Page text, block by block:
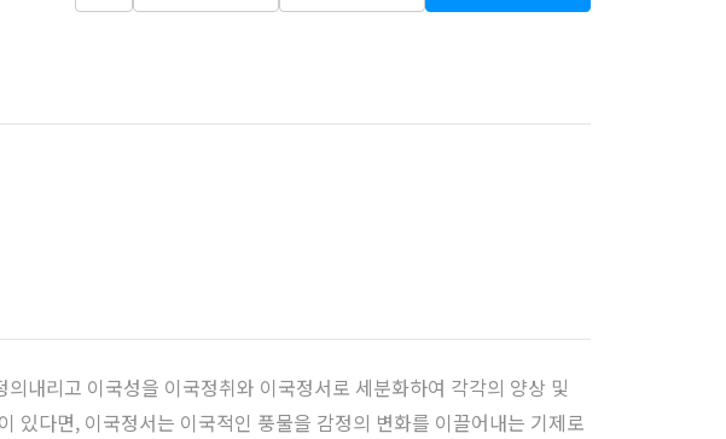
내리고 이국성을 이국정취와 이국정서로 세분화하여 각각의 양상 및
있다면, 이국정서는 이국적인 풍물을 감정의 변화를 이끌어내는 기제로